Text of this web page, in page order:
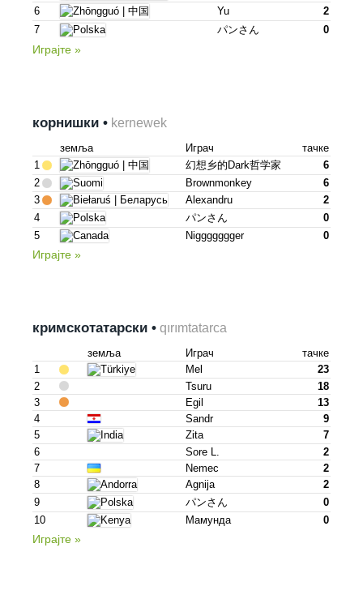
6
Yu
2
7
パンさん 0
Играјте »
корнишки • kernewek
земља Играч
тачке
1
幻想乡的dark哲学家
6
2
Brownmonkey
6
3
Alexandru
2
4
パンさん
0
5
Niggggggger 0
Играјте »
кримскотатарски • qırımtatarca
земља Играч
тачке
1
Mel
23
2
Tsuru
18
3
Egil
13
4
Sandr
9
5
Zita
7
6
Sore L.
2
7
Nemec
2
8
Agnija
2
9
パンさん
0
10
Мамунда 0
Играјте »